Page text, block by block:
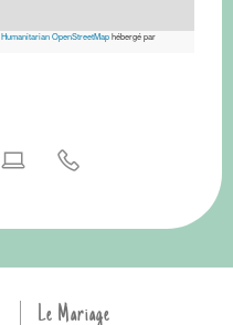
Humanitarian OpenStreetMaphébergé par
Le Mariage